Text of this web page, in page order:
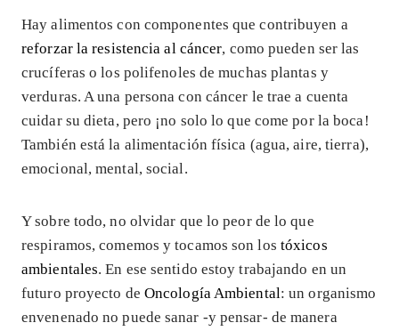
Hay alimentos con componentes que contribuyen a
reforzar la resistencia al cáncer, como pueden ser las
crucíferas o los polifenoles de muchas plantas y
verduras. A una persona con cáncer le trae a cuenta
cuidar su dieta, pero ¡no solo lo que come por la boca!
También está la alimentación física (agua, aire, tierra),
emocional, mental, social.
Y sobre todo, no olvidar que lo peor de lo que
respiramos, comemos y tocamos son los tóxicos
ambientales. En ese sentido estoy trabajando en un
futuro proyecto de Oncología Ambiental: un organismo
envenenado no puede sanar -y pensar- de manera